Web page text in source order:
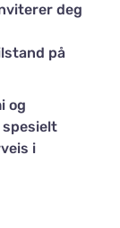
deg
på
og
i